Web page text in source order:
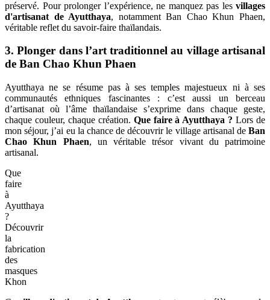
préservé. Pour prolonger l’expérience, ne manquez pas les villages
d'artisanat de Ayutthaya, notamment Ban Chao Khun Phaen,
véritable reflet du savoir-faire thaïlandais.
3. Plonger dans l’art traditionnel au village artisanal
de Ban Chao Khun Phaen
Ayutthaya ne se résume pas à ses temples majestueux ni à ses
communautés ethniques fascinantes : c’est aussi un berceau
d’artisanat où l’âme thaïlandaise s’exprime dans chaque geste,
chaque couleur, chaque création. Que faire à Ayutthaya ? Lors de
mon séjour, j’ai eu la chance de découvrir le village artisanal de Ban
Chao Khun Phaen, un véritable trésor vivant du patrimoine
artisanal.
Que
faire
à
Ayutthaya
?
Découvrir
la
fabrication
des
masques
Khon